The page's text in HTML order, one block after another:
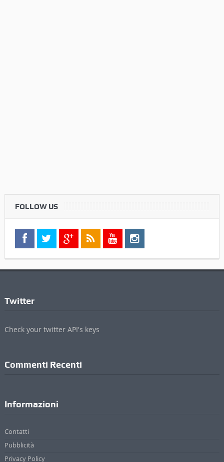
FOLLOW US
Twitter
Check your twitter API's keys
Commenti Recenti
Informazioni
Contatti
Pubblicità
Privacy Policy